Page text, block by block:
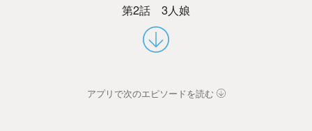
第2話 3人娘
アプリで次のエピソードを読む